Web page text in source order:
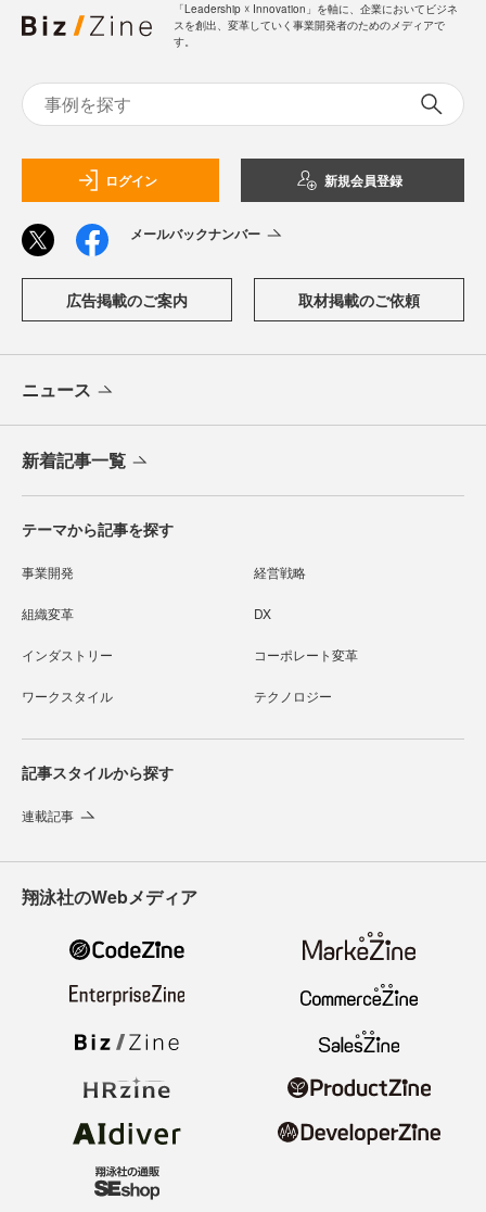
「Leadership ☓ Innovation」を軸に、企業においてビジネ
スを創出、変革していく事業開発者のためのメディアで
す。
ログイン 新規会員登録
メールバックナンバー
広告掲載のご案内 取材掲載のご依頼
ニュース
新着記事一覧
テーマから記事を探す
事業開発 経営戦略
組織変革 DX
インダストリー コーポレート変革
ワークスタイル テクノロジー
記事スタイルから探す
連載記事
翔泳社のWebメディア